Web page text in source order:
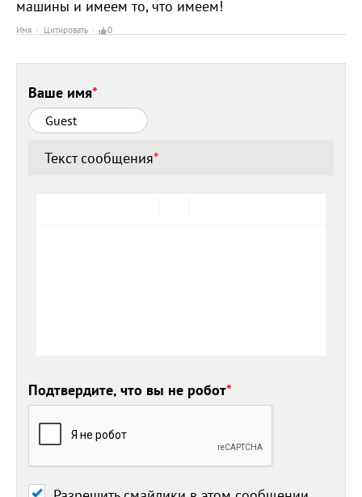
машины и имеем то, что имеем!
Имя Цитировать 0
Ваше имя*
Текст сообщения*
Подтвердите, что вы не робот*